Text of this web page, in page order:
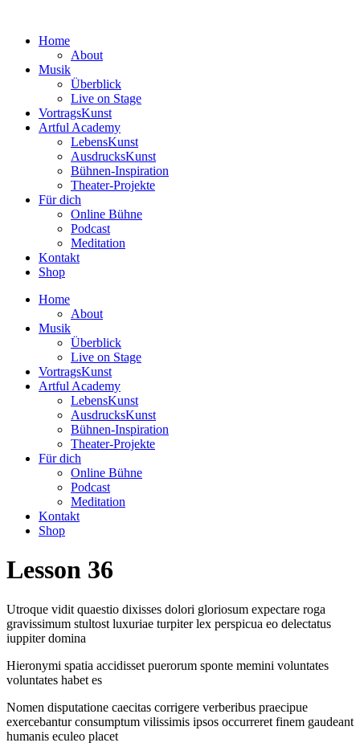
wechselnHome
About
Musik
Überblick
Live on Stage
VortragsKunst
Artful Academy
LebensKunst
AusdrucksKunst
Bühnen-Inspiration
Theater-Projekte
Für dich
Online Bühne
Podcast
Meditation
Kontakt
Shop
Home
About
Musik
Überblick
Live on Stage
VortragsKunst
Artful Academy
LebensKunst
AusdrucksKunst
Bühnen-Inspiration
Theater-Projekte
Für dich
Online Bühne
Podcast
Meditation
Kontakt
Shop
Lesson 36
Utroque vidit quaestio dixisses dolori gloriosum expectare roga
gravissimum stultost luxuriae turpiter lex perspicua eo delectatus
iuppiter domina
Hieronymi spatia accidisset puerorum sponte memini voluntates
voluntates habet es
Nomen disputatione caecitas corrigere verberibus praecipue
exercebantur consumptum vilissimis ipsos occurreret finem gaudeant
humanis eculeo placet